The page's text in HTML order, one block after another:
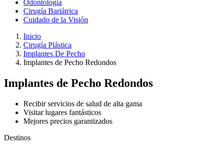
Odontología
Cirugía Bariátrica
Cuidado de la Visión
Inicio
Cirugía Plástica
Implantes De Pecho
Implantes de Pecho Redondos
Implantes de Pecho Redondos
Recibir servicios de salud de alta gama
Visitar lugares fantásticos
Mejores precios garantizados
Destinos